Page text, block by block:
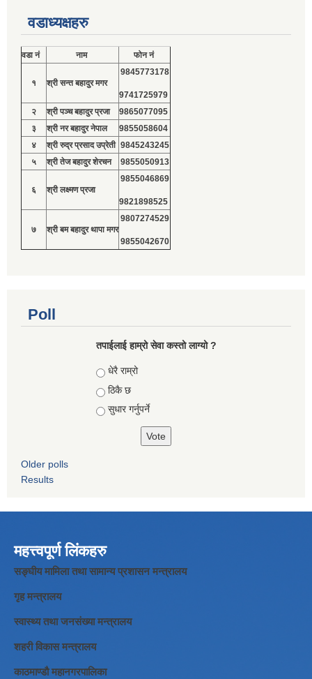
वडाध्यक्षहरु
वडा नं नाम फोन नं
१ श्री सन्त बहादुर मगर
9845773178
9741725979
२
श्री पञ्च बहादुर प्रजा
9865077095
३
श्री नर बहादुर नेपाल
9855058604
४
श्री रुद्र प्रसाद उप्रेती 9845243245
५
श्री तेज बहादुर शेरचन 9855050913
६ श्री लक्ष्मण प्रजा
9855046869
9821898525
७ श्री बम बहादुर थापा मगर
9807274529
9855042670
Poll
तपाईलाई हाम्रो सेवा कस्तो लाग्यो ?
Choices
धेरै राम्रो
ठिकै छ
सुधार गर्नुपर्ने
Older polls
Results
महत्त्वपूर्ण लिंकहरु
सङ्घीय मामिला तथा सामान्य प्रशासन मन्त्रालय
गृह मन्त्रालय
स्वास्थ्य तथा जनसंख्या मन्त्रालय
शहरी विकास मन्त्रालय
काठमाण्डौ महानगरपालिका